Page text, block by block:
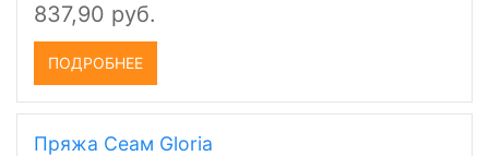
837,90 руб.
ПОДРОБНЕЕ
Пряжа Сеам Gloria